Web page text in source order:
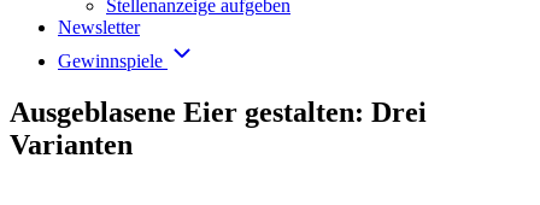
Stellenanzeige aufgeben
Newsletter
Gewinnspiele
Ausgeblasene Eier gestalten: Drei
Varianten